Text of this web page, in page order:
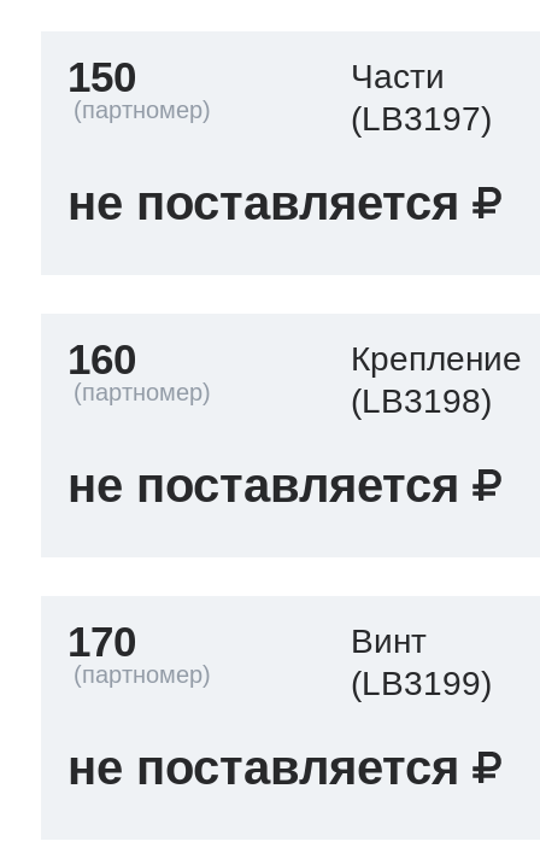
150
Части
(LB3197)
не поставляется
160
Крепление
(LB3198)
не поставляется
170
Винт
(LB3199)
не поставляется